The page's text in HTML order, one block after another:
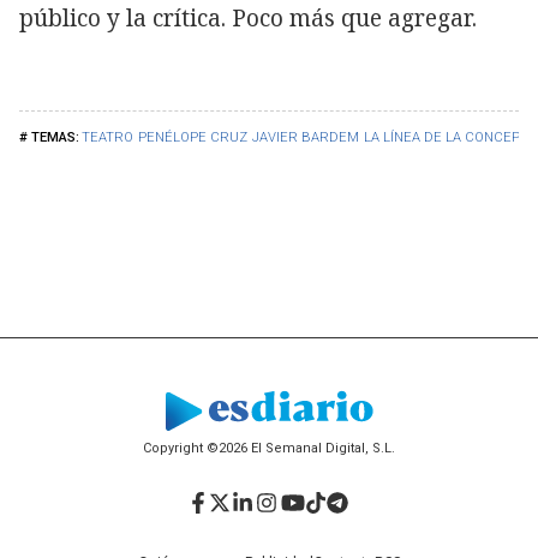
TEATRO PENÉLOPE CRUZ JAVIER BARDEM LA LÍNEA DE LA
público y la crítica. Poco más que agregar.
Copyright ©2026 El Semanal Digital, S.L.
Facebook
Twitter
LinkedIn
Instagram
YouTube
TikTok
Telegram